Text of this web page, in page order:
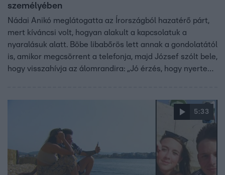
személyében
Nádai Anikó meglátogatta az Írországból hazatérő párt,
mert kíváncsi volt, hogyan alakult a kapcsolatuk a
nyaralásuk alatt. Böbe libabőrös lett annak a gondolatától
is, amikor megcsörrent a telefonja, majd József szólt bele,
hogy visszahívja az álomrandira: „Jó érzés, hogy nyertem,
5:33